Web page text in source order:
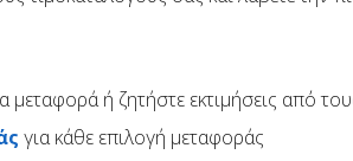
μεταφορά ή ζητήστε εκτιμήσεις από
για κάθε επιλογή μεταφοράς